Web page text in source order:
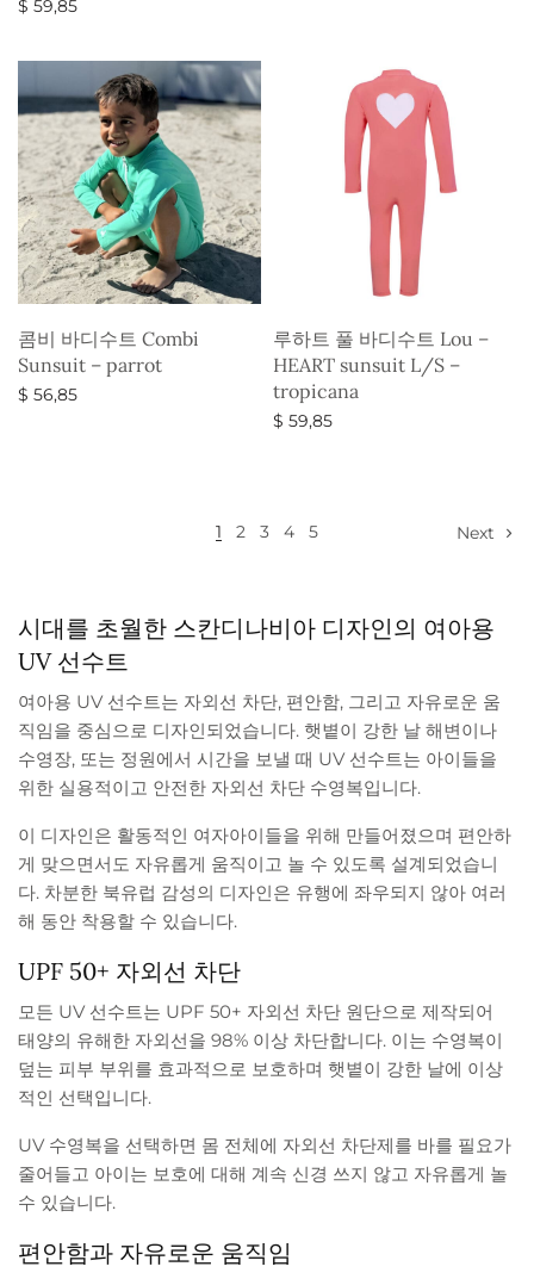
$ 59,85
콤비 바디수트 Combi
Sunsuit – parrot
$ 56,85
루하트 풀 바디수트 Lou –
HEART sunsuit L/S –
tropicana
$ 59,85
1 2 3 4 5 Next
시대를 초월한 스칸디나비아 디자인의 여아용
UV 선수트
여아용 UV 선수트는 자외선 차단, 편안함, 그리고 자유로운 움
직임을 중심으로 디자인되었습니다. 햇볕이 강한 날 해변이나
수영장, 또는 정원에서 시간을 보낼 때 UV 선수트는 아이들을
위한 실용적이고 안전한 자외선 차단 수영복입니다.
이 디자인은 활동적인 여자아이들을 위해 만들어졌으며 편안하
게 맞으면서도 자유롭게 움직이고 놀 수 있도록 설계되었습니
다. 차분한 북유럽 감성의 디자인은 유행에 좌우되지 않아 여러
해 동안 착용할 수 있습니다.
UPF 50+ 자외선 차단
모든 UV 선수트는 UPF 50+ 자외선 차단 원단으로 제작되어
태양의 유해한 자외선을 98% 이상 차단합니다. 이는 수영복이
덮는 피부 부위를 효과적으로 보호하며 햇볕이 강한 날에 이상
적인 선택입니다.
UV 수영복을 선택하면 몸 전체에 자외선 차단제를 바를 필요가
줄어들고 아이는 보호에 대해 계속 신경 쓰지 않고 자유롭게 놀
수 있습니다.
편안함과 자유로운 움직임